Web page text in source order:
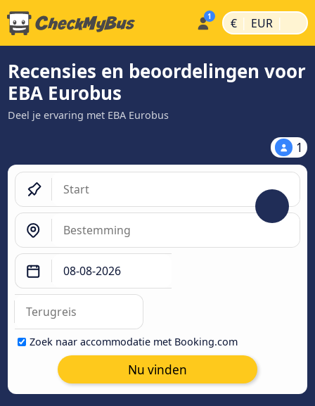
€ | EUR |
Recensies en beoordelingen voor
EBA Eurobus
Deel je ervaring met EBA Eurobus
1
Zoek naar accommodatie met Booking.com
Nu vinden